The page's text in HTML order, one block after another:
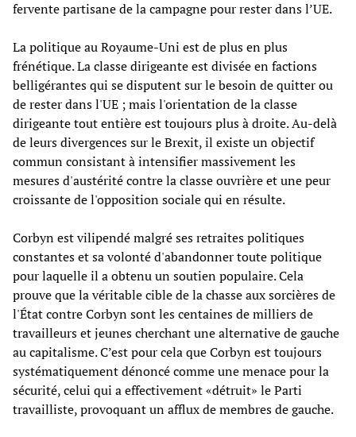
fervente partisane de la campagne pour rester dans l’UE.
La politique au Royaume-Uni est de plus en plus
frénétique. La classe dirigeante est divisée en factions
belligérantes qui se disputent sur le besoin de quitter ou
de rester dans l'UE ; mais l'orientation de la classe
dirigeante tout entière est toujours plus à droite. Au-delà
de leurs divergences sur le Brexit, il existe un objectif
commun consistant à intensifier massivement les
mesures d'austérité contre la classe ouvrière et une peur
croissante de l'opposition sociale qui en résulte.
Corbyn est vilipendé malgré ses retraites politiques
constantes et sa volonté d'abandonner toute politique
pour laquelle il a obtenu un soutien populaire. Cela
prouve que la véritable cible de la chasse aux sorcières de
l'État contre Corbyn sont les centaines de milliers de
travailleurs et jeunes cherchant une alternative de gauche
au capitalisme. C’est pour cela que Corbyn est toujours
systématiquement dénoncé comme une menace pour la
sécurité, celui qui a effectivement «détruit» le Parti
travailliste, provoquant un afflux de membres de gauche.